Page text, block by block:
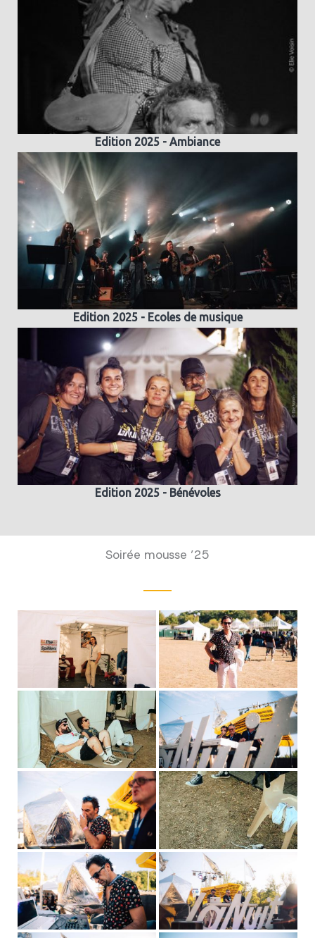
Edition 2025 - Ambiance
Edition 2025 - Ecoles de musique
Edition 2025 - Bénévoles
Soirée mousse ’25